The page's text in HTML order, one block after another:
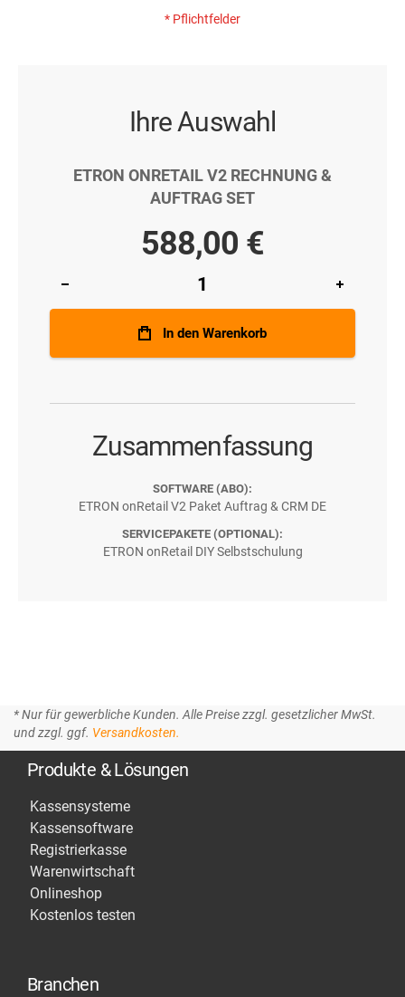
* Pflichtfelder
Ihre Auswahl
ETRON ONRETAIL V2 RECHNUNG &
AUFTRAG SET
588,00 €
In den Warenkorb
Zusammenfassung
SOFTWARE (ABO):
ETRON onRetail V2 Paket Auftrag & CRM DE
SERVICEPAKETE (OPTIONAL):
ETRON onRetail DIY Selbstschulung
* Nur für gewerbliche Kunden. Alle Preise zzgl. gesetzlicher MwSt.
und zzgl. ggf. Versandkosten.
Produkte & Lösungen
Kassensysteme
Kassensoftware
Registrierkasse
Warenwirtschaft
Onlineshop
Kostenlos testen
Branchen